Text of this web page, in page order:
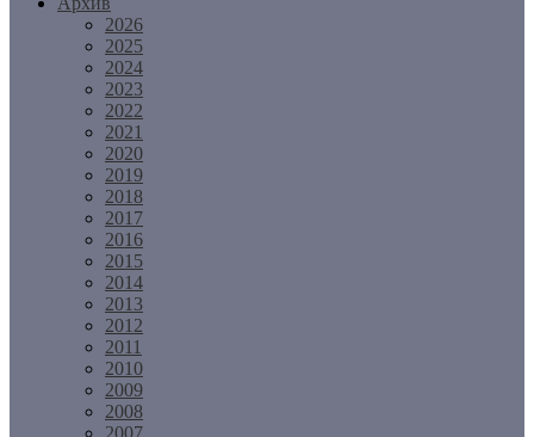
2026
2025
2024
2023
2022
2021
2020
2019
2018
2017
2016
2015
2014
2013
2012
2011
2010
2009
2008
2007